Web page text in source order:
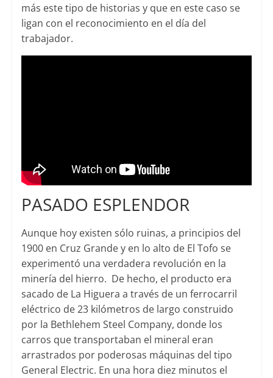
más este tipo de historias y que en este caso se
ligan con el reconocimiento en el día del
trabajador.
PASADO ESPLENDOR
Aunque hoy existen sólo ruinas, a principios del
1900 en Cruz Grande y en lo alto de El Tofo se
experimentó una verdadera revolución en la
minería del hierro. De hecho, el producto era
sacado de La Higuera a través de un ferrocarril
eléctrico de 23 kilómetros de largo construido
por la Bethlehem Steel Company, donde los
carros que transportaban el mineral eran
arrastrados por poderosas máquinas del tipo
General Electric. En una hora diez minutos el